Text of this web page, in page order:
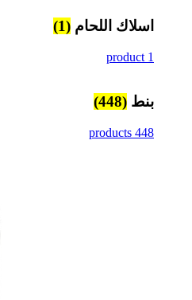
اسلاك اللحام (1)
1 product
بنط (448)
448 products